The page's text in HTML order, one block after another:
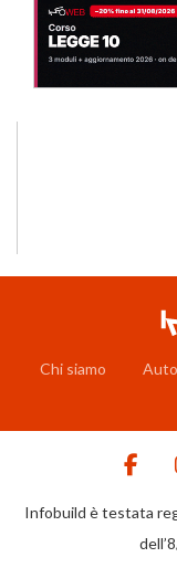
Chi siamo
Infobuild è testata